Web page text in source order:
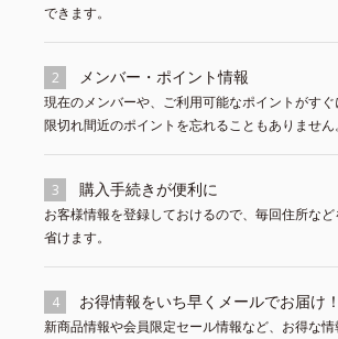
できます。
2 メンバー・ポイント情報
現在のメンバーや、ご利用可能なポイントがす
限切れ間近のポイントを忘れることもありません。
3 購入手続きが便利に
お客様情報を登録しておけるので、毎回住所な
省けます。
4 お得情報をいち早くメールでお届け！
新商品情報や会員限定セール情報など、お得な